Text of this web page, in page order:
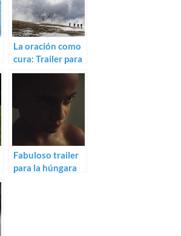
La oración como
cura: Trailer para
La prière de
Fabuloso trailer
para la húngara